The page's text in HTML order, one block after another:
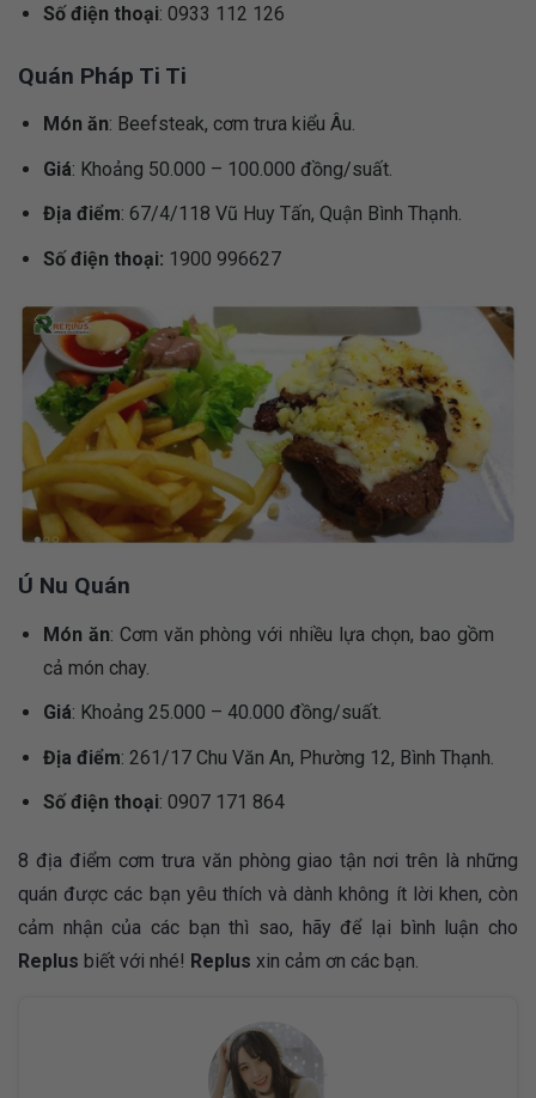
Số điện thoại: 0933 112 126
Quán Pháp Ti Ti
Món ăn: Beefsteak, cơm trưa kiểu Âu.
Giá: Khoảng 50.000 – 100.000 đồng/suất.
Địa điểm: 67/4/118 Vũ Huy Tấn, Quận Bình Thạnh.
Số điện thoại: 1900 996627
Ú Nu Quán
Món ăn: Cơm văn phòng với nhiều lựa chọn, bao gồm
cả món chay.
Giá: Khoảng 25.000 – 40.000 đồng/suất.
Địa điểm: 261/17 Chu Văn An, Phường 12, Bình Thạnh.
Số điện thoại: 0907 171 864
8 địa điểm cơm trưa văn phòng giao tận nơi trên là những
quán được các bạn yêu thích và dành không ít lời khen, còn
cảm nhận của các bạn thì sao, hãy để lại bình luận cho
Replus biết với nhé! Replus xin cảm ơn các bạn.